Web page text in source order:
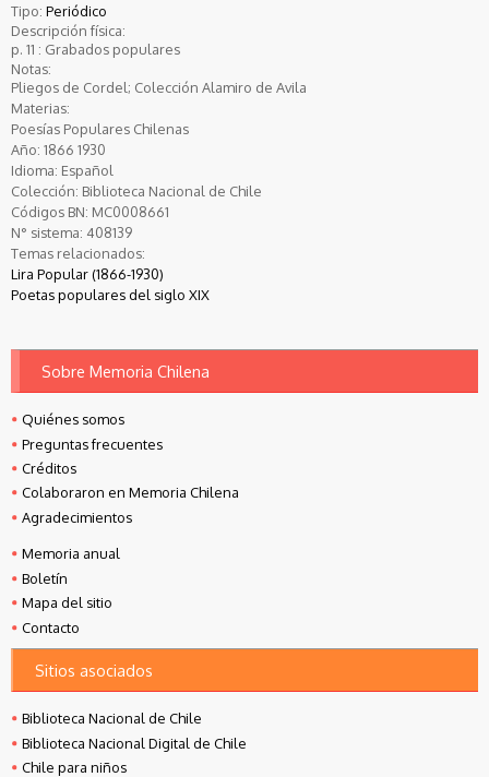
Tipo: Periódico
Descripción física:
p. 11 : Grabados populares
Notas:
Pliegos de Cordel; Colección Alamiro de Avila
Materias:
Poesías Populares Chilenas
Año: 1866 1930
Idioma: Español
Colección: Biblioteca Nacional de Chile
Códigos BN: MC0008661
N° sistema: 408139
Temas relacionados:
Lira Popular (1866-1930)
Poetas populares del siglo XIX
Sobre Memoria Chilena
Quiénes somos
Preguntas frecuentes
Créditos
Colaboraron en Memoria Chilena
Agradecimientos
Memoria anual
Boletín
Mapa del sitio
Contacto
Sitios asociados
Biblioteca Nacional de Chile
Biblioteca Nacional Digital de Chile
Chile para niños